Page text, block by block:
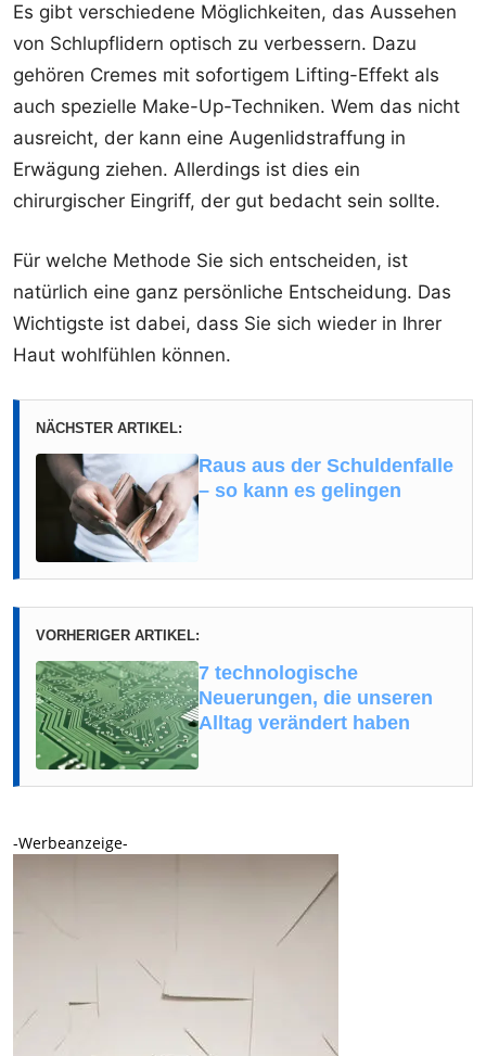
Es gibt verschiedene Möglichkeiten, das Aussehen
von Schlupflidern optisch zu verbessern. Dazu
gehören Cremes mit sofortigem Lifting-Effekt als
auch spezielle Make-Up-Techniken. Wem das nicht
ausreicht, der kann eine Augenlidstraffung in
Erwägung ziehen. Allerdings ist dies ein
chirurgischer Eingriff, der gut bedacht sein sollte.
Für welche Methode Sie sich entscheiden, ist
natürlich eine ganz persönliche Entscheidung. Das
Wichtigste ist dabei, dass Sie sich wieder in Ihrer
Haut wohlfühlen können.
NÄCHSTER ARTIKEL:
Raus aus der Schuldenfalle
– so kann es gelingen
VORHERIGER ARTIKEL:
7 technologische
Neuerungen, die unseren
Alltag verändert haben
-Werbeanzeige-